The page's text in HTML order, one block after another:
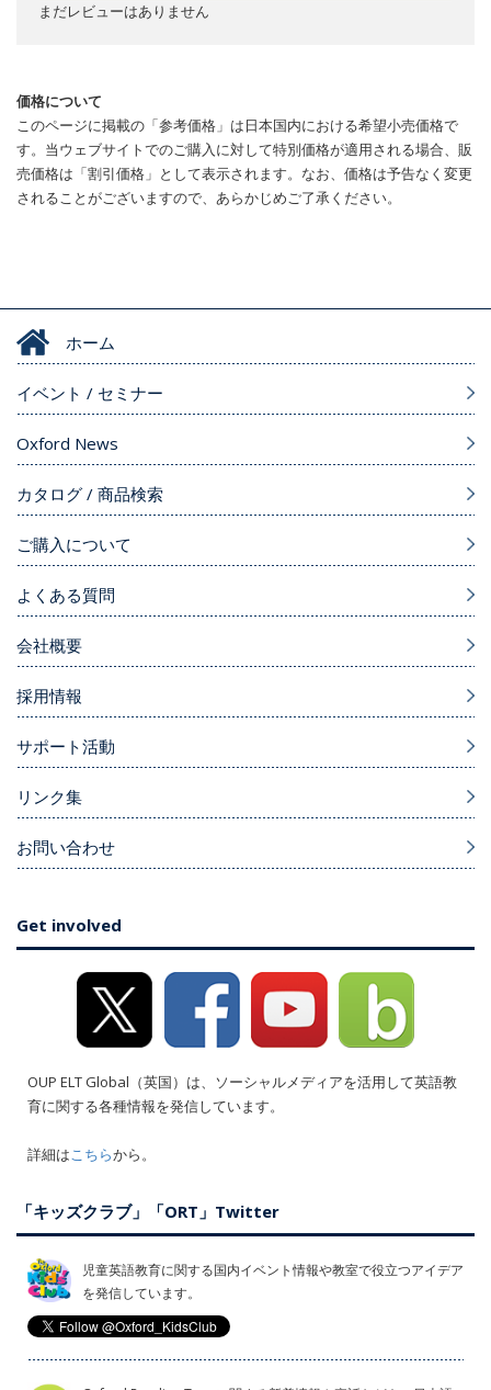
まだレビューはありません
価格について
このページに掲載の「参考価格」は日本国内における希望小売価格で
す。当ウェブサイトでのご購入に対して特別価格が適用される場合、販
売価格は「割引価格」として表示されます。なお、価格は予告なく変更
されることがございますので、あらかじめご了承ください。
ホーム
イベント / セミナー
Oxford News
カタログ / 商品検索
ご購入について
よくある質問
会社概要
採用情報
サポート活動
リンク集
お問い合わせ
Get involved
OUP ELT Global（英国）は、ソーシャルメディアを活用して英語教
育に関する各種情報を発信しています。
詳細はこちらから。
「キッズクラブ」「ORT」Twitter
児童英語教育に関する国内イベント情報や教室で役立つアイデア
を発信しています。